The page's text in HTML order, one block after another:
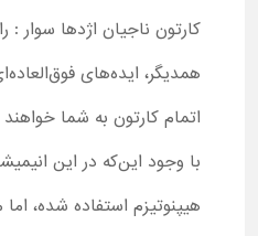
کارتون ناجیان اژدها سوار :
همدیگر، ایده‌های
اتمام کارتون به شما خواهند
با وجود این‌که در این
هیپنوتیزم استفاده شده،